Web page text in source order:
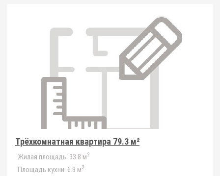
Трёхкомнатная квартира 79.3 м²
Жилая площадь: 33.8 м2
Площадь кухни: 6.9 м2